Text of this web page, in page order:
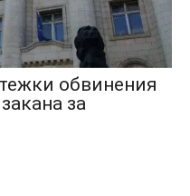
обвинения
за